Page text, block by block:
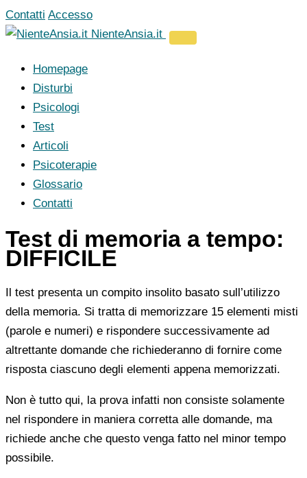
Vai
al
Contatti Accesso
NienteAnsia.it
Homepage
Disturbi
Psicologi
Test
Articoli
Psicoterapie
Glossario
Contatti
Test di memoria a tempo:
DIFFICILE
Il test presenta un compito insolito basato sull’utilizzo
della memoria. Si tratta di memorizzare 15 elementi misti
(parole e numeri) e rispondere successivamente ad
altrettante domande che richiederanno di fornire come
risposta ciascuno degli elementi appena memorizzati.
Non è tutto qui, la prova infatti non consiste solamente
nel rispondere in maniera corretta alle domande, ma
richiede anche che questo venga fatto nel minor tempo
possibile.